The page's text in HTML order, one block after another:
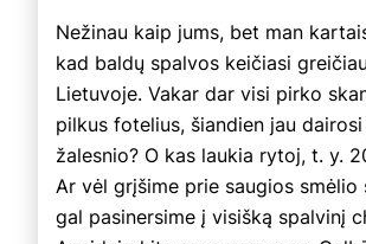
Nežinau kaip jums, bet man
kad baldų spalvos keičiasi
Lietuvoje. Vakar dar visi pirko
pilkus fotelius, šiandien jau
žalesnio? O kas laukia rytoj, t. y.
Ar vėl grįšime prie saugios smėlio
gal pasinersime į visišką spalvinį